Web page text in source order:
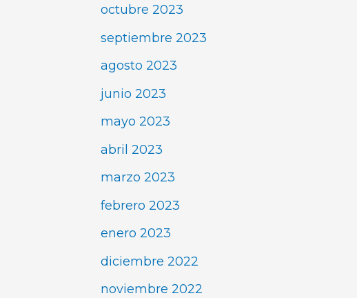
octubre 2023
septiembre 2023
agosto 2023
junio 2023
mayo 2023
abril 2023
marzo 2023
febrero 2023
enero 2023
diciembre 2022
noviembre 2022